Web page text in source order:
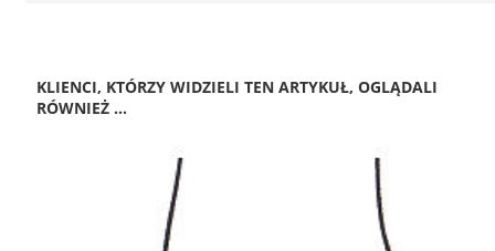
KLIENCI, KTÓRZY WIDZIELI TEN ARTYKUŁ, OGLĄDALI
RÓWNIEŻ ...